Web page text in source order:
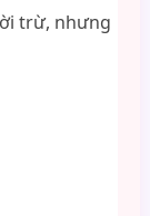
trừ, nhưng